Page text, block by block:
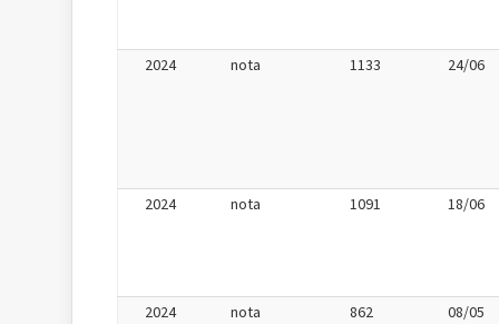
2024 nota 1133 24/06
2024 nota 1091 18/06
2024 nota 862 08/05